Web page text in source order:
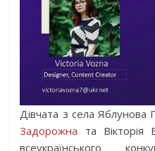
Дівчата з села Яблунова
Задорожна та
всеукраїнського